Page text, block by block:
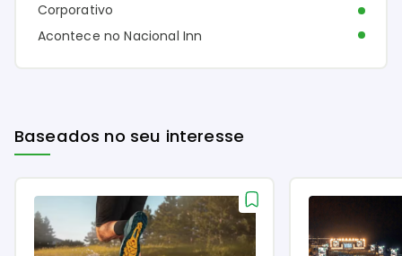
Corporativo
Acontece no Nacional Inn
Baseados no seu interesse